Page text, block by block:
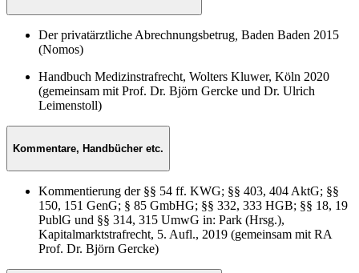
Der privatärztliche Abrechnungsbetrug Baden Baden 2015
(Nomos)
Handbuch Medizinstrafrecht, Wolters Kluwer, Köln 2020
(gemeinsam mit Prof. Dr. Björn Gercke und Dr. Ulrich
Leimenstoll)
Kommentare, Handbücher etc.
Kommentierung der §§ 54 ff. KWG; §§ 403, 404 AktG; §§
150, 151 GenG; § 85 GmbHG; §§ 332, 333 HGB; §§ 18, 19
PublG und §§ 314, 315 UmwG in: Park (Hrsg.),
Kapitalmarktstrafrecht, 5. Aufl., 2019 (gemeinsam mit RA
Prof. Dr. Björn Gercke)